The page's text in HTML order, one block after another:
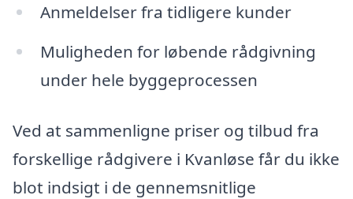
Anmeldelser fra tidligere kunder
Muligheden for løbende rådgivning
under hele byggeprocessen
Ved at sammenligne priser og tilbud fra
forskellige rådgivere i Kvanløse får du ikke
blot indsigt i de gennemsnitlige